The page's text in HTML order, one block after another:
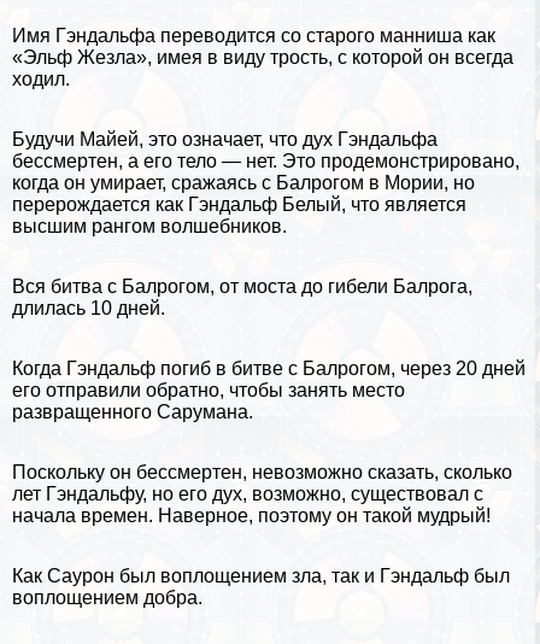
Имя Гэндальфа переводится со старого манниша как
«Эльф Жезла», имея в виду трость, с которой он всегда
ходил.
Будучи Майей, это означает, что дух Гэндальфа
бесcмepтен, а его тело — нет. Это продемонстрировано,
когда он умирает, сражаясь с Балрогом в Мории, но
перерождается как Гэндальф Белый, что является
высшим рангом волшебников.
Вся битва с Балрогом, от моста до гибели Балрога,
длилась 10 дней.
Когда Гэндальф погиб в битве с Балрогом, через 20 дней
его отправили обратно, чтобы занять место
развращенного Сарумана.
Поскольку он бесcмepтен, невозможно сказать, сколько
лет Гэндальфу, но его дух, возможно, существовал с
начала времен. Наверное, поэтому он такой мудрый!
Как Саурон был воплощением зла, так и Гэндальф был
воплощением добра.